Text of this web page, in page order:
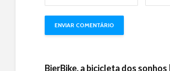
BierBike, a bicicleta dos sonhos